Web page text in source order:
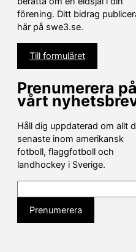
förening. Ditt bidrag
här på swe3.se.
Till formuläret
Prenumerera på
vårt
Håll dig uppdaterad om allt
senaste inom amerikansk
fotboll, flaggfotboll och
landhockey i Sverige.